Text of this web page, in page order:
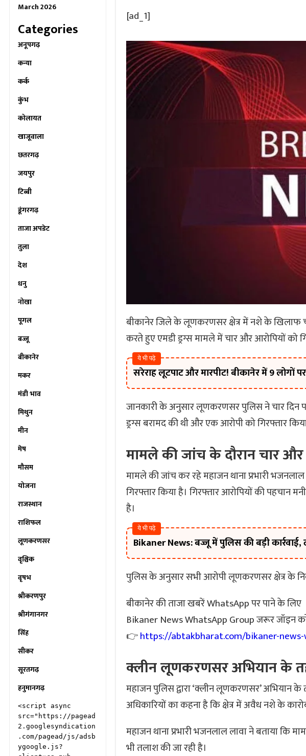
March 2026
Categories
अनूपगढ़
कन्या
कर्क
कुंभ
कोलायत
खाजूवाला
छतरगढ़
जयपुर
टिब्बी
डूंगरगढ़
ताजा अपडेट
तुला
देश
धनु
नोखा
पूगल
बज्जू
बीकानेर
मकर
मंडी भाव
मिथुन
मीन
मेष
मौसम
योजना
राजस्थान
राशिफल
लूणकरणसर
वृश्चिक
वृषभ
श्रीकरणपुर
श्रीगंगानगर
सिंह
सीकर
सूरतगढ़
हनुमानगढ़
<script async
src="https://pagead
2.googlesyndication
.com/pagead/js/adsb
ygoogle.js?
[ad_1]
बीकानेर जिले के लूणकरणसर क्षेत्र में नशे के खिलाफ
करते हुए एमडी ड्रग्स मामले में चार और आरोपियों को
ये भी पढ़े
सरेराह लूटपाट और मारपीट! बीकानेर में 9 लोगों
जानकारी के अनुसार लूणकरणसर पुलिस ने चार दिन
ड्रग्स बरामद की थी और एक आरोपी को गिरफ्तार
मामले की जांच के दौरान चार और
मामले की जांच कर रहे महाजन थाना प्रभारी भजनलाल
गिरफ्तार किया है। गिरफ्तार आरोपियों की
है।
ये भी पढ़े
Bikaner News: बज्जू में पुलिस की बड़ी
पुलिस के अनुसार सभी आरोपी लूणकरणसर क्षेत्र के
बीकानेर की ताजा खबरें WhatsApp पर पाने के लिए
Bikaner News WhatsApp Group जरूर जॉइन
👉https://abtakbharat.com/bikaner-
क्लीन लूणकरणसर अभियान के
महाजन पुलिस द्वारा ‘क्लीन लूणकरणसर’ अभियान
अधिकारियों का कहना है कि क्षेत्र में अवैध नशे के
महाजन थाना प्रभारी भजनलाल लावा ने बताया
भी तलाश की जा रही है।